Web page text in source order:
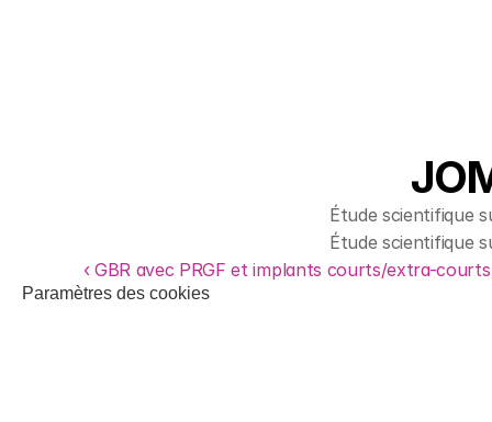
Étude scientifique
Étude scientifique
‹ GBR avec PRGF et implants courts/extra-courts
Paramètres des cookies